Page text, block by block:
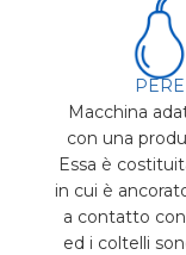
PERE
Macchina
con una
Essa è
in cui è
a contatto
ed i coltelli